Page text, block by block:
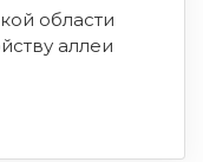
области
аллеи